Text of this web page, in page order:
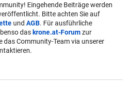
Eingehende Beiträge werden
Bitte achten Sie auf
und AGB. Für ausführliche
das krone.at-Forumzur
das Community-Team via unserer